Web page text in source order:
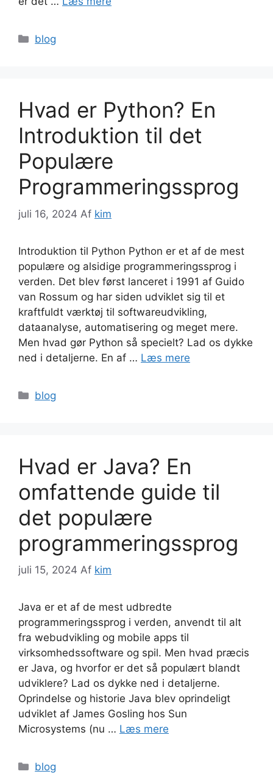
Kategorier
blog
Hvad er Python? En
Introduktion til det
Populære
Programmeringssprog
juli 16, 2024 Af kim
Introduktion til Python Python er et af de mest
populære og alsidige programmeringssprog i
verden. Det blev først lanceret i 1991 af Guido
van Rossum og har siden udviklet sig til et
kraftfuldt værktøj til softwareudvikling,
dataanalyse, automatisering og meget mere.
Men hvad gør Python så specielt? Lad os dykke
ned i detaljerne. En af … Læs mere
Kategorier
blog
Hvad er Java? En
omfattende guide til
det populære
programmeringssprog
juli 15, 2024 Af kim
Java er et af de mest udbredte
programmeringssprog i verden, anvendt til alt
fra webudvikling og mobile apps til
virksomhedssoftware og spil. Men hvad præcis
er Java, og hvorfor er det så populært blandt
udviklere? Lad os dykke ned i detaljerne.
Oprindelse og historie Java blev oprindeligt
udviklet af James Gosling hos Sun
Microsystems (nu … Læs mere
Kategorier
blog